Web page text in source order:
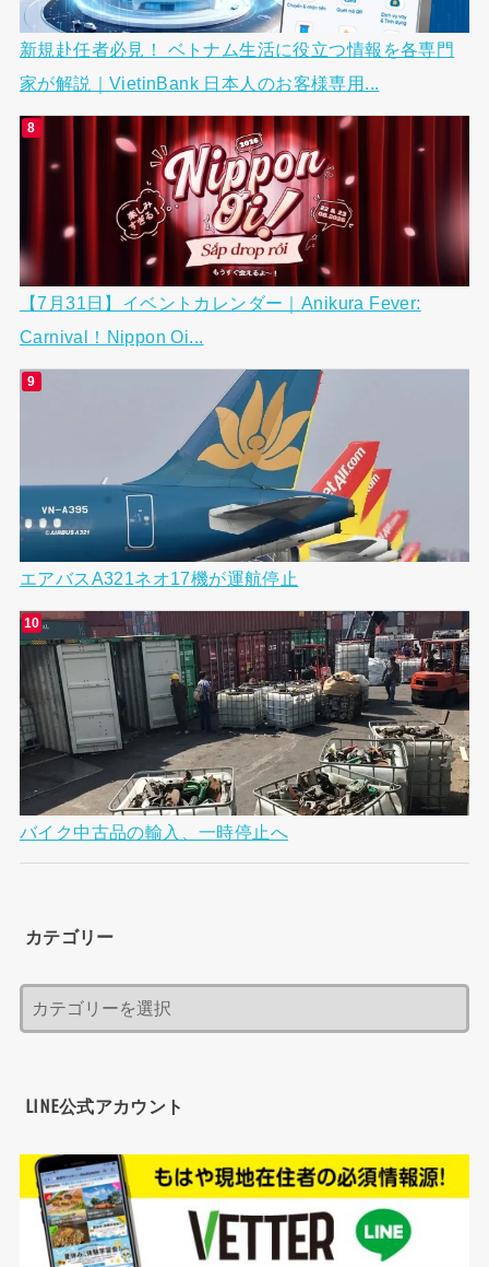
新規赴任者必見！ ベトナム生活に役立つ情報を各専門
家が解説｜VietinBank 日本人のお客様専用...
【7月31日】イベントカレンダー｜Anikura Fever:
Carnival！Nippon Oi...
エアバスA321ネオ17機が運航停止
バイク中古品の輸入、一時停止へ
カテゴリー
LINE公式アカウント